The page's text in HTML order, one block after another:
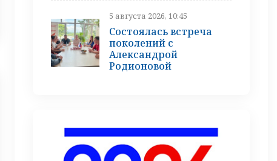
5 августа 2026, 10:45
Состоялась встреча
поколений с
Александрой
Родионовой